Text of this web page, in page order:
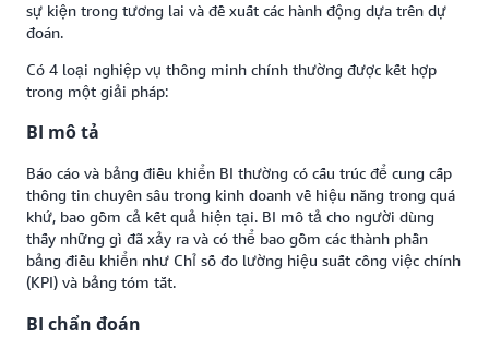
sự kiện trong tương lai và đề xuất các hành động dựa trên dự
đoán.
Có 4 loại nghiệp vụ thông minh chính thường được kết hợp
trong một giải pháp:
BI mô tả
Báo cáo và bảng điều khiển BI thường có cấu trúc để cung cấp
thông tin chuyên sâu trong kinh doanh về hiệu năng trong quá
khứ, bao gồm cả kết quả hiện tại. BI mô tả cho người dùng
thấy những gì đã xảy ra và có thể bao gồm các thành phần
bảng điều khiển như Chỉ số đo lường hiệu suất công việc chính
(KPI) và bảng tóm tắt.
BI chẩn đoán